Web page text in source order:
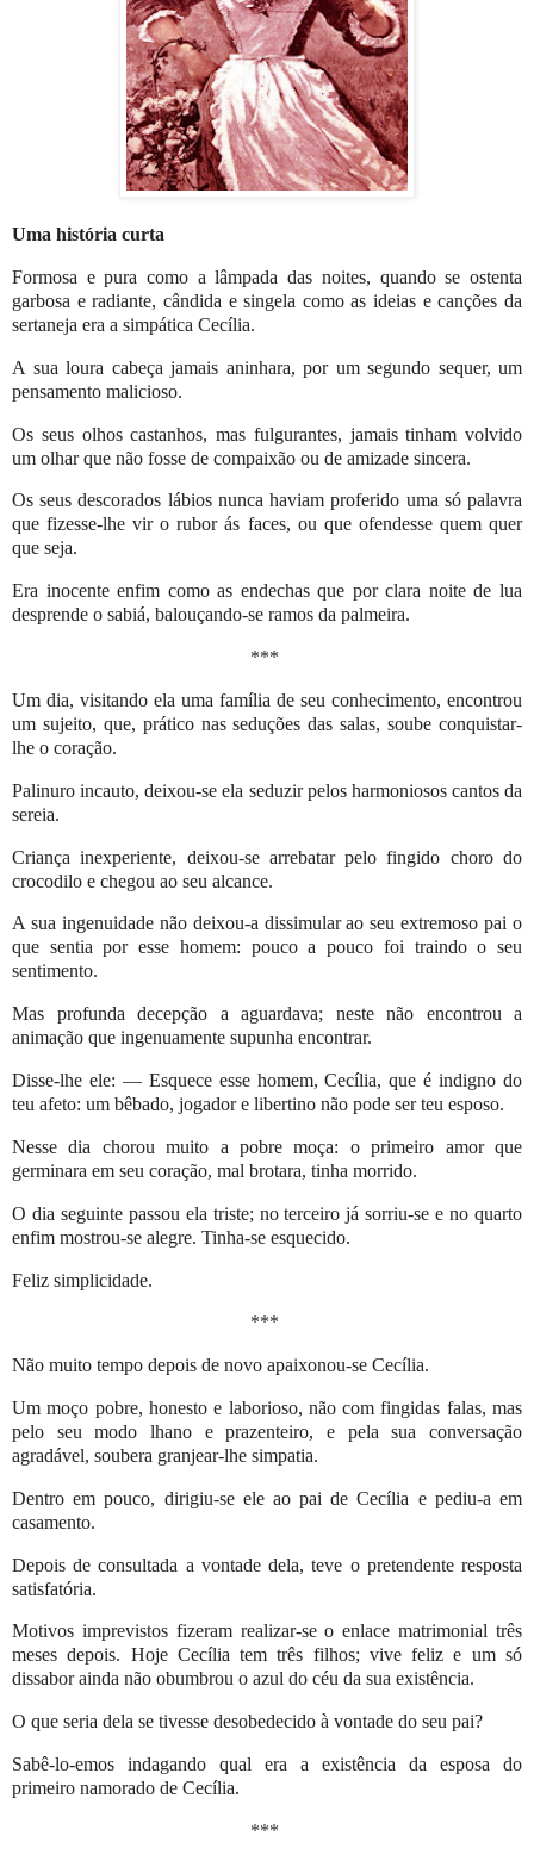
Uma história curta
Formosa e pura como a lâmpada das noites, quando se ostenta
garbosa e radiante, cândida e singela como as ideias e canções da
sertaneja era a simpática Cecília.
A sua loura cabeça jamais aninhara, por um segundo sequer, um
pensamento malicioso.
Os seus olhos castanhos, mas fulgurantes, jamais tinham volvido
um olhar que não fosse de compaixão ou de amizade sincera.
Os seus descorados lábios nunca haviam proferido uma só palavra
que fizesse-lhe vir o rubor ás faces, ou que ofendesse quem quer
que seja.
Era inocente enfim como as endechas que por clara noite de lua
desprende o sabiá, balouçando-se ramos da palmeira.
***
Um dia, visitando ela uma família de seu conhecimento, encontrou
um sujeito, que, prático nas seduções das salas, soube conquistar-
lhe o coração.
Palinuro incauto, deixou-se ela seduzir pelos harmoniosos cantos da
sereia.
Criança inexperiente, deixou-se arrebatar pelo fingido choro do
crocodilo e chegou ao seu alcance.
A sua ingenuidade não deixou-a dissimular ao seu extremoso pai o
que sentia por esse homem: pouco a pouco foi traindo o seu
sentimento.
Mas profunda decepção a aguardava; neste não encontrou a
animação que ingenuamente supunha encontrar.
Disse-lhe ele: — Esquece esse homem, Cecília, que é indigno do
teu afeto: um bêbado, jogador e libertino não pode ser teu esposo.
Nesse dia chorou muito a pobre moça: o primeiro amor que
germinara em seu coração, mal brotara, tinha morrido.
O dia seguinte passou ela triste; no terceiro já sorriu-se e no quarto
enfim mostrou-se alegre. Tinha-se esquecido.
Feliz simplicidade.
***
Não muito tempo depois de novo apaixonou-se Cecília.
Um moço pobre, honesto e laborioso, não com fingidas falas, mas
pelo seu modo lhano e prazenteiro, e pela sua conversação
agradável, soubera granjear-lhe simpatia.
Dentro em pouco, dirigiu-se ele ao pai de Cecília e pediu-a em
casamento.
Depois de consultada a vontade dela, teve o pretendente resposta
satisfatória.
Motivos imprevistos fizeram realizar-se o enlace matrimonial três
meses depois. Hoje Cecília tem três filhos; vive feliz e um só
dissabor ainda não obumbrou o azul do céu da sua existência.
O que seria dela se tivesse desobedecido à vontade do seu pai?
Sabê-lo-emos indagando qual era a existência da esposa do
primeiro namorado de Cecília.
***